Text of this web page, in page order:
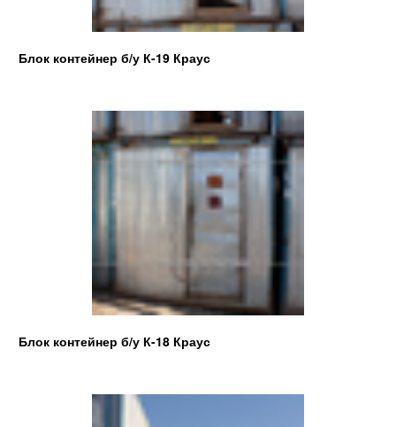
Блок контейнер б/у К-19 Краус
Блок контейнер б/у К-18 Краус